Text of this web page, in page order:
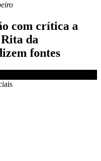
com crítica a
da
fontes